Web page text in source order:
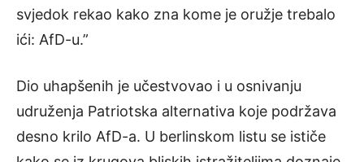
svjedok rekao kako zna kome je oružje trebalo
ići: AfD-u.”
Dio uhapšenih je učestvovao i u osnivanju
udruženja Patriotska alternativa koje podržava
desno krilo AfD-a. U berlinskom listu se ističe